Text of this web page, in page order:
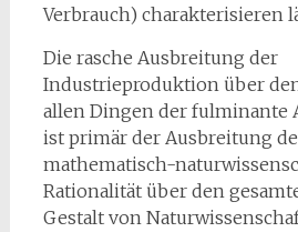
Verbrauch) charakterisieren
Die rasche Ausbreitung der
Industrieproduktion über
allen Dingen der fulmi­nante
ist primär der Ausbreitung
mathematisch-
Rationalität über den
Gestalt von